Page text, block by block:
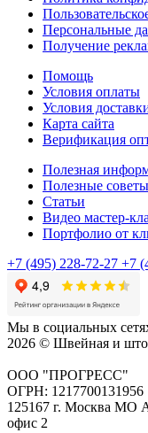
Персональные
Получение
Помощь
Условия оплаты
Условия
Карта сайта
Верификация
Полезная
Полезные советы
Статьи
Видео мастер-
Портфолио от
+7 (495) 228-72-27 +7
Мы в социальных
2026 © Швейная и
ООО "ПРОГРЕСС"
ОГРН: 1217700131956
125167 г. Москва МО
офис 2